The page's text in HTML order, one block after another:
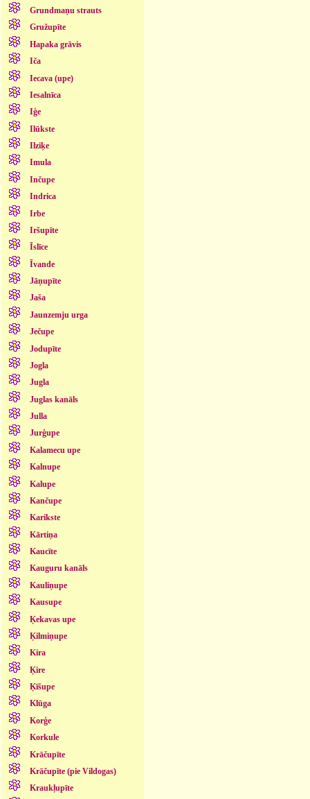
Grundmaņu strauts
Gružupīte
Hapaka grāvis
Iča
Iecava (upe)
Iesalnīca
Iģe
Ilūkste
Ilziķe
Imula
Inčupe
Indrica
Irbe
Iršupīte
Īslīce
Īvande
Jāņupīte
Jaša
Jaunzemju urga
Ječupe
Jodupīte
Jogla
Jugla
Juglas kanāls
Julla
Jurģupe
Kalamecu upe
Kalnupe
Kalupe
Kančupe
Karikste
Kārtiņa
Kaucīte
Kauguru kanāls
Kauliņupe
Kausupe
Ķekavas upe
Ķilmiņupe
Kira
Ķire
Ķīšupe
Klūga
Korģe
Korkule
Krāčupīte
Krāčupīte (pie Vildogas)
Kraukļupīte